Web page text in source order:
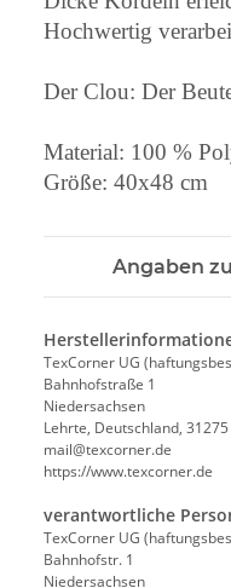
Hochwertig
Der Clou: Der
Material: 100 %
Größe: 40x48 cm
Angaben
TexCorner UG
Bahnhofstraße 1
Niedersachsen
Lehrte, Deutschland, 31275
mail@texcorner.de
https://www.texcorner.de
verantwortliche
TexCorner UG
Bahnhofstr. 1
Niedersachsen